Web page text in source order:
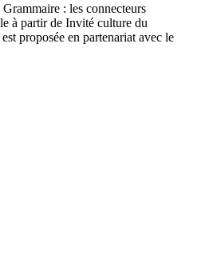
: les connecteurs
à partir de Invité culture du
proposée en partenariat avec le